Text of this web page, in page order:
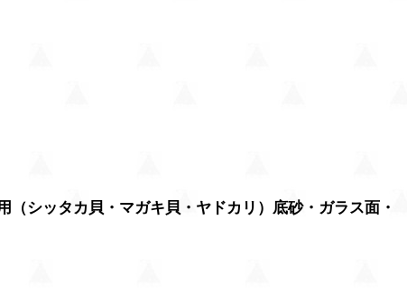
シッタカ貝・マガキ貝・ヤドカリ）底砂・ガラス面・